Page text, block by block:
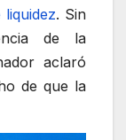
. Sin
de la
aclaró
de que la